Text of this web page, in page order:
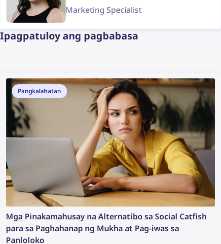
Marketing Specialist
Ipagpatuloy ang pagbabasa
Pangkalahatan
Mga Pinakamahusay na Alternatibo sa Social Catfish
para sa Paghahanap ng Mukha at Pag-iwas sa
Panloloko